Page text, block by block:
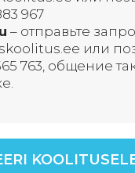
967
– отправьте
или
763, общение